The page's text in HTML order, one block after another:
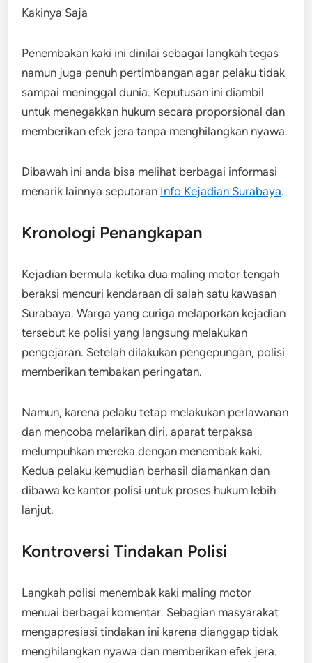
Penembakan kaki ini dinilai sebagai langkah tegas
namun juga penuh pertimbangan agar pelaku tidak
sampai meninggal dunia. Keputusan ini diambil
untuk menegakkan hukum secara proporsional dan
memberikan efek jera tanpa menghilangkan nyawa.
Dibawah ini anda bisa melihat berbagai informasi
menarik lainnya seputaran Info Kejadian Surabaya.
Kronologi Penangkapan
Kejadian bermula ketika dua maling motor tengah
beraksi mencuri kendaraan di salah satu kawasan
Surabaya. Warga yang curiga melaporkan kejadian
tersebut ke polisi yang langsung melakukan
pengejaran. Setelah dilakukan pengepungan, polisi
memberikan tembakan peringatan.
Namun, karena pelaku tetap melakukan perlawanan
dan mencoba melarikan diri, aparat terpaksa
melumpuhkan mereka dengan menembak kaki.
Kedua pelaku kemudian berhasil diamankan dan
dibawa ke kantor polisi untuk proses hukum lebih
lanjut.
Kontroversi Tindakan Polisi
Langkah polisi menembak kaki maling motor
menuai berbagai komentar. Sebagian masyarakat
mengapresiasi tindakan ini karena dianggap tidak
menghilangkan nyawa dan memberikan efek jera.